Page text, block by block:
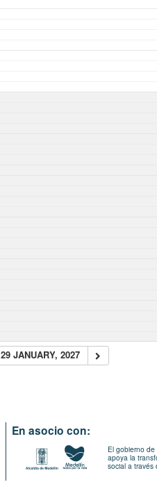
29 JANUARY, 2027
En asocio con:
El gobierno de
apoya la
social a través